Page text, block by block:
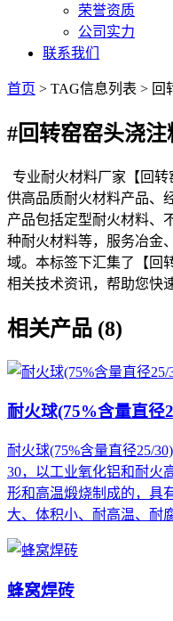
荣誉资质
公司实力
联系我们
首页 > TAG信息列表 > 回
#回转窑窑头浇注
专业耐火材料厂家【回
供高品质耐火材料产品、
产品包括定型耐火材料、
种耐火材料等，服务冶金
域。本标签下汇集了【回
相关技术资讯，帮助您快
相关产品 (8)
耐火球(75%含量直径
耐火球(75%含量直径25/
30，以工业氧化铝和耐火
形和高温煅烧制成的，具
大、体积小、耐高温、耐
蜂窝焊砖